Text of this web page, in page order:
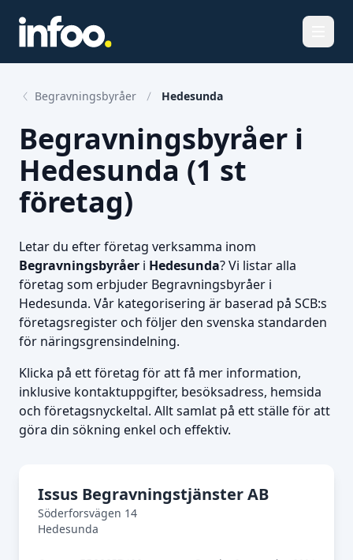
Begravningsbyråer Hedesunda
Begravningsbyråer i
Hedesunda (1 st
företag)
Letar du efter företag verksamma inom
Begravningsbyråer i Hedesunda? Vi listar alla
företag som erbjuder Begravningsbyråer i
Hedesunda. Vår kategorisering är baserad på SCB:s
företagsregister och följer den svenska standarden
för näringsgrensindelning.
Klicka på ett företag för att få mer information,
inklusive kontaktuppgifter, besöksadress, hemsida
och företagsnyckeltal. Allt samlat på ett ställe för att
göra din sökning enkel och effektiv.
Issus Begravningstjänster AB
Söderforsvägen 14
Hedesunda